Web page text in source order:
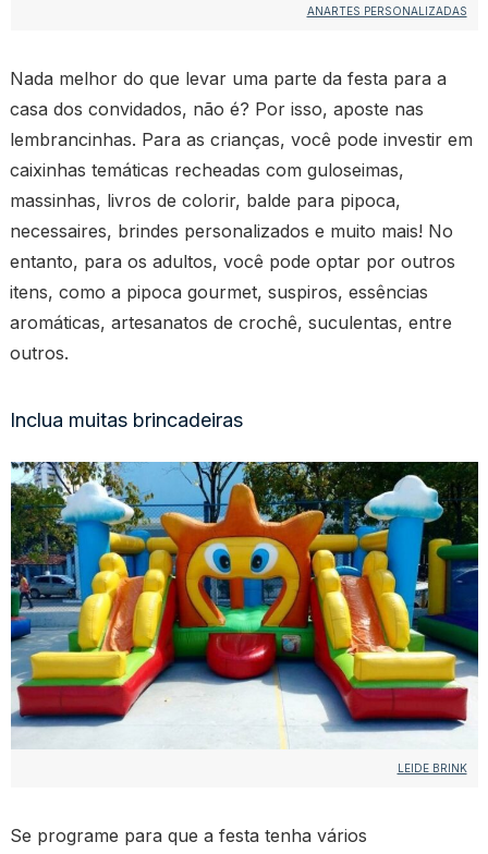
ANARTES PERSONALIZADAS
Nada melhor do que levar uma parte da festa para a
casa dos convidados, não é? Por isso, aposte nas
lembrancinhas. Para as crianças, você pode investir em
caixinhas temáticas recheadas com guloseimas,
massinhas, livros de colorir, balde para pipoca,
necessaires, brindes personalizados e muito mais! No
entanto, para os adultos, você pode optar por outros
itens, como a pipoca gourmet, suspiros, essências
aromáticas, artesanatos de crochê, suculentas, entre
outros.
Inclua muitas brincadeiras
LEIDE BRINK
Se programe para que a festa tenha vários